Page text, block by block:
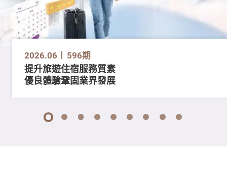
2026.06 596期
提升旅遊住宿服務質素
優良體驗鞏固業界發展
1 2 3 4 5 6 7 8 9